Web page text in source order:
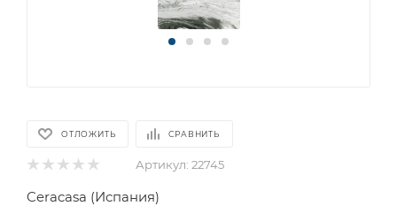
ОТЛОЖИТЬ СРАВНИТЬ
Артикул: 22745
Ceracasa (Испания)